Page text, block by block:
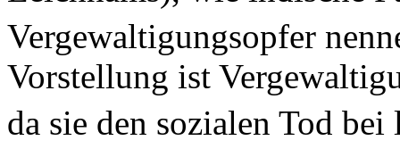
Vergewaltigungsopfer
Vorstellung ist
da sie den sozialen Tod